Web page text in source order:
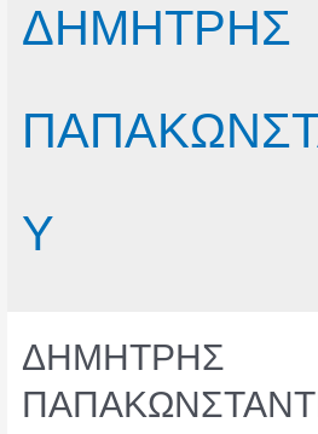
ΔΗΜΗΤΡΗΣ
Υ
ΔΗΜΗΤΡΗΣ